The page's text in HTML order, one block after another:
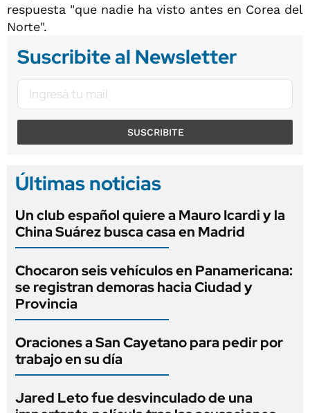
respuesta "que nadie ha visto antes en Corea del
Norte".
Suscribite al Newsletter
SUSCRIBITE
Últimas noticias
Un club español quiere a Mauro Icardi y la
China Suárez busca casa en Madrid
Chocaron seis vehículos en Panamericana:
se registran demoras hacia Ciudad y
Provincia
Oraciones a San Cayetano para pedir por
trabajo en su día
Jared Leto fue desvinculado de una